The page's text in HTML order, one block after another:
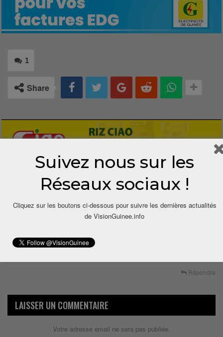
1
Share
1 COMMENTAIRE
ALHAMDOULILLAHDit
Cellou Dalein fait partie de ceux qui ont mis la Guinée à
Répondre
LAISSER UN COMMENTAIRE
Votre adresse email ne sera pas publiée.
Suivez nous sur les
Réseaux sociaux !
Cliquez sur les boutons ci-dessous pour suivre les dernières actualités
de VisionGuinee.info